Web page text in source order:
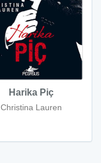
Harika Piç
Christina Lauren